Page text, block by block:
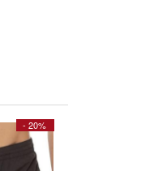
- 20%